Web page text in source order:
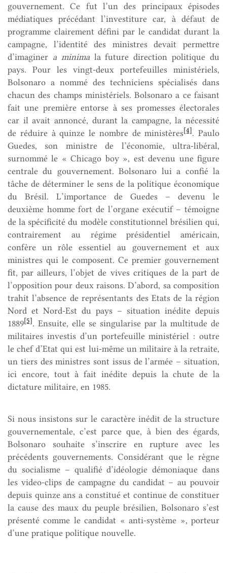
gouvernement. Ce fut l’un des principaux épisodes
médiatiques précédant l’investiture car, à défaut de
programme clairement défini par le candidat durant la
campagne, l’identité des ministres devait permettre
d’imaginer a minimala future direction politique du
pays. Pour les vingt-deux portefeuilles ministériels,
Bolsonaro a nommé des techniciens spécialisés dans
chacun des champs ministériels. Bolsonaro a ce faisant
fait une première entorse à ses promesses électorales
car il avait annoncé, durant la campagne, la nécessité
de réduire à quinze le nombre de ministères[4]. Paulo
Guedes, son ministre de l’économie, ultra-libéral,
surnommé le « Chicago boy », est devenu une figure
centrale du gouvernement. Bolsonaro lui a confié la
tâche de déterminer le sens de la politique économique
du Brésil. L’importance de Guedes – devenu le
deuxième homme fort de l’organe exécutif – témoigne
de la spécificité du modèle constitutionnel brésilien qui,
contrairement au régime présidentiel américain,
confère un rôle essentiel au gouvernement et aux
ministres qui le composent. Ce premier gouvernement
fit, par ailleurs, l’objet de vives critiques de la part de
l’opposition pour deux raisons. D’abord, sa composition
trahit l’absence de représentants des Etats de la région
Nord et Nord-Est du pays – situation inédite depuis
1889[5] . Ensuite, elle se singularise par la multitude de
militaires investis d’un portefeuille ministériel : outre
le chef d’Etat qui est lui-même un militaire à la retraite,
un tiers des ministres sont issus de l’armée – situation,
ici encore, tout à fait inédite depuis la chute de la
dictature militaire, en 1985.
Si nous insistons sur le caractère inédit de la structure
gouvernementale, c’est parce que, à bien des égards,
Bolsonaro souhaite s’inscrire en rupture avec les
précédents gouvernements. Considérant que le règne
du socialisme – qualifié d’idéologie démoniaque dans
les video-clips de campagne du candidat – au pouvoir
depuis quinze ans a constitué et continue de constituer
la cause des maux du peuple brésilien, Bolsonaro s’est
présenté comme le candidat « anti-système », porteur
d’une pratique politique nouvelle.